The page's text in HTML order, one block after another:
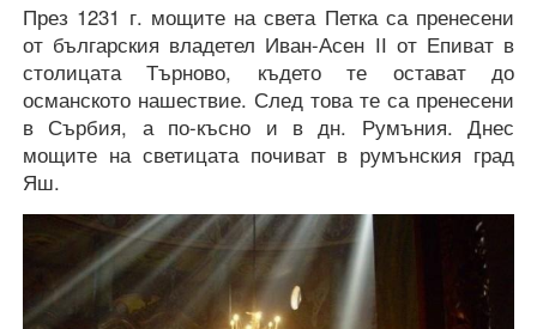
През 1231 г. мощите на света Петка са пренесени
от българския владетел Иван-Асен ІІ от Епиват в
столицата Търново, където те остават до
османското нашествие. След това те са пренесени
в Сърбия, а по-късно и в дн. Румъния. Днес
мощите на светицата почиват в румънския град
Яш.